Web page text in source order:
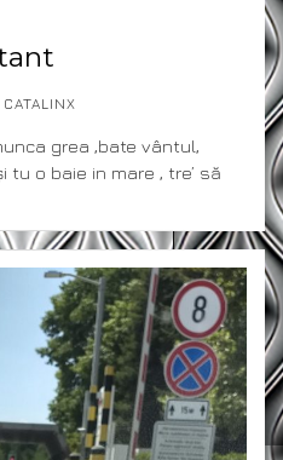
CATALINX
grea ,bate vântul,
o baie in mare , tre’ să